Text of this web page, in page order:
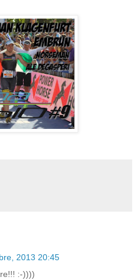
2013 20:45
:-))))